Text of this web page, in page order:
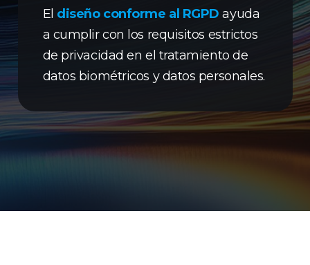
El diseño conforme al RGPD ayuda
a cumplir con los requisitos estrictos
de privacidad en el tratamiento de
datos biométricos y datos personales.